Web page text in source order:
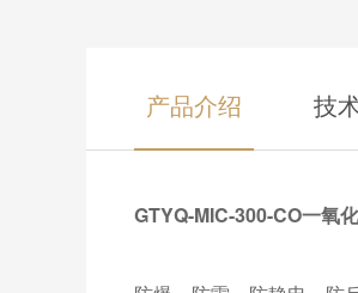
产品介绍 技
GTYQ-MIC-300-CO一氧